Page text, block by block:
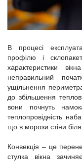
В процесі
профілю і
характеристики
неправильний
ущільнення
до збільшення
вони почнуть
теплопровідність
що в морози стіни
Конвекція – це
стулка вікна